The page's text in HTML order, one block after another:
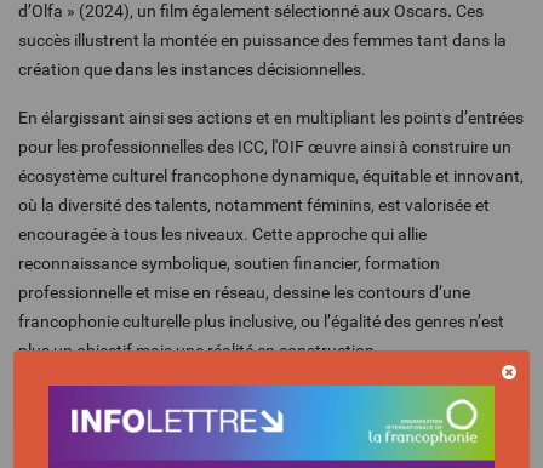
d’Olfa » (2024), un film également sélectionné aux Oscars. Ces
succès illustrent la montée en puissance des femmes tant dans la
création que dans les instances décisionnelles.
En élargissant ainsi ses actions et en multipliant les points d’entrées
pour les professionnelles des ICC, l'OIF œuvre ainsi à construire un
écosystème culturel francophone dynamique, équitable et innovant,
où la diversité des talents, notamment féminins, est valorisée et
encouragée à tous les niveaux. Cette approche qui allie
reconnaissance symbolique, soutien financier, formation
professionnelle et mise en réseau, dessine les contours d’une
francophonie culturelle plus inclusive, ou l’égalité des genres n’est
plus un objectif mais une réalité en construction.